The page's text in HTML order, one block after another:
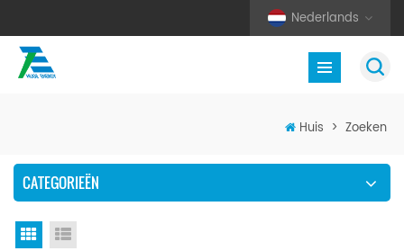
Nederlands
Huis > Zoeken
CATEGORIEËN
Rasterweergave